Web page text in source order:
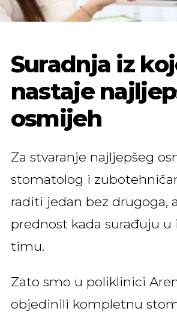
Suradnja iz
nastaje
osmijeh
Za stvaranje najljepšeg
stomatolog i
raditi jedan bez drugoga,
prednost kada surađuju u
timu.
Zato smo u poliklinici
objedinili kompletnu